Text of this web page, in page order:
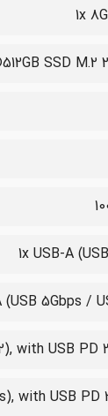
1x
512GB SSD M.2
1x USB-A
(USB 5Gbps /
with USB
with USB PD